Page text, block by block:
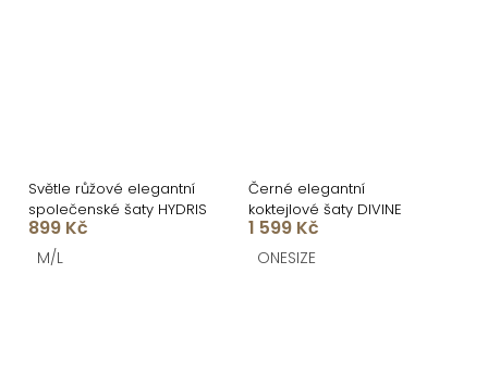
Světle růžové elegantní
společenské šaty HYDRIS
899 Kč
M/L
Černé elegantní
koktejlové šaty DIVINE
1 599 Kč
ONESIZE